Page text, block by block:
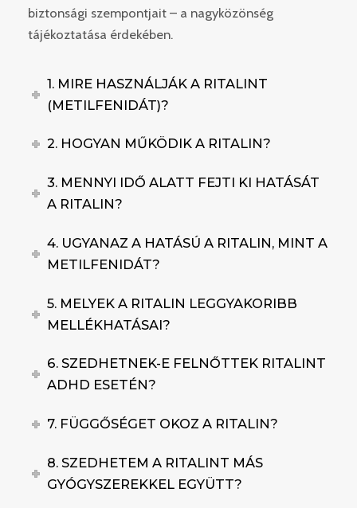
biztonsági szempontjait – a nagyközönség
tájékoztatása érdekében.
1. MIRE HASZNÁLJÁK A RITALINT
(METILFENIDÁT)?
2. HOGYAN MŰKÖDIK A RITALIN?
3. MENNYI IDŐ ALATT FEJTI KI HATÁSÁT
A RITALIN?
4. UGYANAZ A HATÁSÚ A RITALIN, MINT A
METILFENIDÁT?
5. MELYEK A RITALIN LEGGYAKORIBB
MELLÉKHATÁSAI?
6. SZEDHETNEK-E FELNŐTTEK RITALINT
ADHD ESETÉN?
7. FÜGGŐSÉGET OKOZ A RITALIN?
8. SZEDHETEM A RITALINT MÁS
GYÓGYSZEREKKEL EGYÜTT?